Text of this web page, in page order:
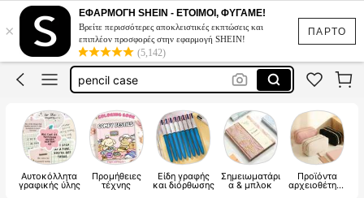
ΠΑΡΤΟ
×
ΕΦΑΡΜΟΓΗ SHEIN - ΕΤΟΙΜΟΙ, ΦΥΓΑΜΕ!
Βρείτε περισσότερες αποκλειστικές εκπτώσεις και
επιπλέον προσφορές στην εφαρμογή SHEIN!
(5,142)
σχολικα ειδη
school supplies
σχολικά
pencil case
σχολικα ειδη
Αυτοκόλλητα
γραφικής ύλης
Προμήθειες
τέχνης
Είδη γραφής
και διόρθωσης
Σημειωματάρι
α & μπλοκ
Προϊόντα
αρχειοθέτηση